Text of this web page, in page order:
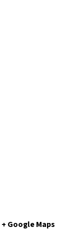
+ Google Maps